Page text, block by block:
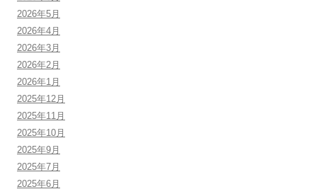
2026年5月
2026年4月
2026年3月
2026年2月
2026年1月
2025年12月
2025年11月
2025年10月
2025年9月
2025年7月
2025年6月